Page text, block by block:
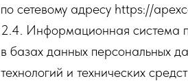
по сетевому адресу https://
2.4. Информационная система
в базах данных персональных
технологий и технических